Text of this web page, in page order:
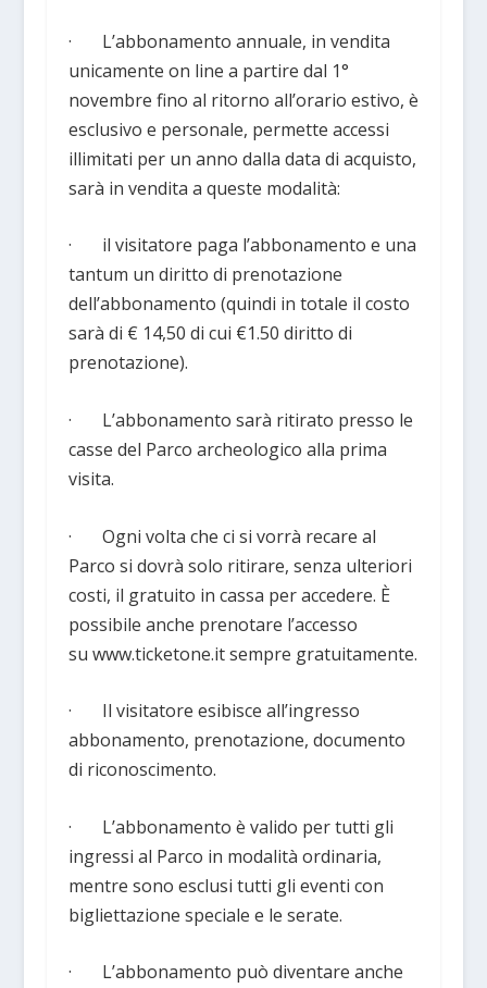
· L’abbonamento annuale, in vendita
unicamente on line a partire dal 1°
novembre fino al ritorno all’orario estivo, è
esclusivo e personale, permette accessi
illimitati per un anno dalla data di acquisto,
sarà in vendita a queste modalità:
· il visitatore paga l’abbonamento e una
tantum un diritto di prenotazione
dell’abbonamento (quindi in totale il costo
sarà di € 14,50 di cui €1.50 diritto di
prenotazione).
· L’abbonamento sarà ritirato presso le
casse del Parco archeologico alla prima
visita.
· Ogni volta che ci si vorrà recare al
Parco si dovrà solo ritirare, senza ulteriori
costi, il gratuito in cassa per accedere. È
possibile anche prenotare l’accesso
su www.ticketone.it sempre gratuitamente.
· Il visitatore esibisce all’ingresso
abbonamento, prenotazione, documento
di riconoscimento.
· L’abbonamento è valido per tutti gli
ingressi al Parco in modalità ordinaria,
mentre sono esclusi tutti gli eventi con
bigliettazione speciale e le serate.
· L’abbonamento può diventare anche